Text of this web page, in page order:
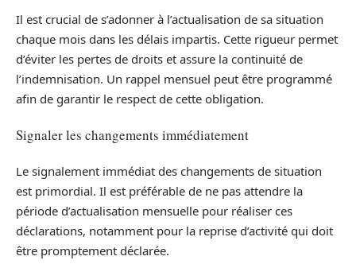
Il est crucial de s’adonner à l’actualisation de sa situation
chaque mois dans les délais impartis. Cette rigueur permet
d’éviter les pertes de droits et assure la continuité de
l’indemnisation. Un rappel mensuel peut être programmé
afin de garantir le respect de cette obligation.
Signaler les changements immédiatement
Le signalement immédiat des changements de situation
est primordial. Il est préférable de ne pas attendre la
période d’actualisation mensuelle pour réaliser ces
déclarations, notamment pour la reprise d’activité qui doit
être promptement déclarée.